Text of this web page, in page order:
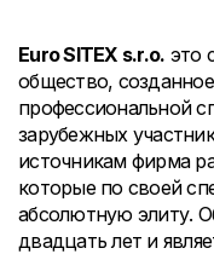
Euro SITEX s.r.o. это
общество,
профессиональной
зарубежных
источникам фирма
которые по своей
абсолютную элиту.
двадцать лет и